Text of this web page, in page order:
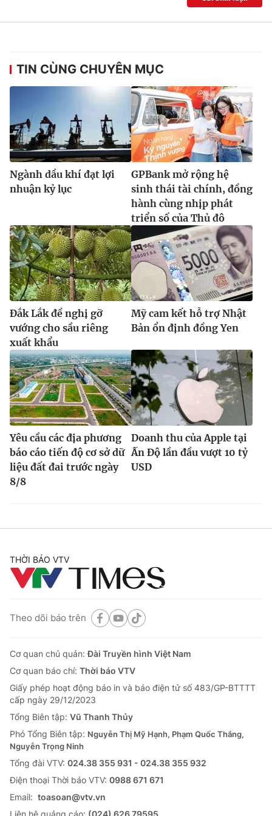
Email:toasoan@vtv.vn
® Cấm sao chép dưới mọi hình thức nếu không có sự chấp
thuận bằng văn bản. Ghi rõ nguồn VTV.vn khi phát hành lại
thông tin từ website này.
TIN CÙNG CHUYÊN MỤC
Ngành dầu khí đạt lợi
nhuận kỷ lục
GPBank mở rộng hệ
sinh thái tài chính, đồng
hành cùng nhịp phát
triển số của Thủ đô
Đắk Lắk đề nghị gỡ
vướng cho sầu riêng
xuất khẩu
Mỹ cam kết hỗ trợ Nhật
Bản ổn định đồng Yen
Yêu cầu các địa phương
báo cáo tiến độ cơ sở dữ
liệu đất đai trước ngày
8/8
Doanh thu của Apple tại
Ấn Độ lần đầu vượt 10 tỷ
USD
THỜI BÁO VTV
Theo dõi báo trên
Cơ quan chủ quản:Đài Truyền hình Việt Nam
Cơ quan báo chí: Thời báo VTV
Giấy phép hoạt động báo in và báo điện tử số 483/GP-BTTTT
cấp ngày 29/12/2023
Tổng Biên tập: Vũ Thanh Thủy
Phó Tổng Biên tập: Nguyễn Thị Mỹ Hạnh, Phạm Quốc Thắng,
Nguyễn Trọng Ninh
Tổng đài VTV: 024.38 355 931 - 024.38 355 932
Ðiện thoại Thời báo VTV: 0988 671 671
Email: toasoan@vtv.vn
Liên hệ quảng cáo: (024) 626 79595